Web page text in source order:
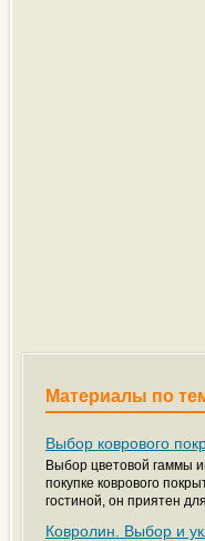
Материалы по
Выбор коврового
Выбор цветовой гаммы
покупке коврового
гостиной, он приятен
Ковролин. Выбор и